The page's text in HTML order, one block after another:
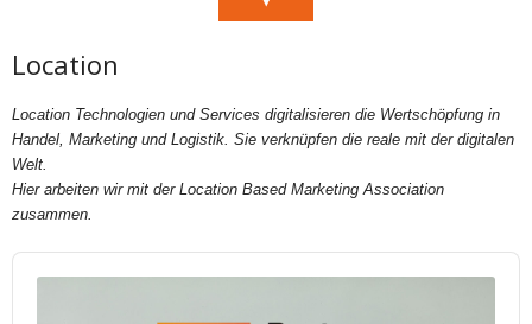
Location
Location Technologien und Services digitalisieren die Wertschöpfung in
Handel, Marketing und Logistik. Sie verknüpfen die reale mit der digitalen
Welt.
Hier arbeiten wir mit der Location Based Marketing Association
zusammen.
Audio
Player